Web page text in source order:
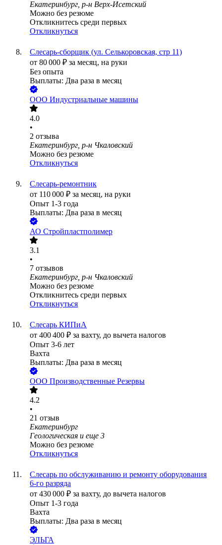
Екатеринбург, р-н Верх-Исетский
Можно без резюме
Откликнитесь среди первых
Откликнуться
Слесарь-сборщик (ул. Селькоровская, стр 11)
от 80 000 ₽ за месяц, на руки
Без опыта
Выплаты: Два раза в месяц
ООО Индустриальные машины
4.0
•
2 отзыва
Екатеринбург, р-н Чкаловский
Можно без резюме
Откликнуться
Слесарь-ремонтник
от 110 000 ₽ за месяц, на руки
Опыт 1-3 года
Выплаты: Два раза в месяц
АО Стройпластполимер
3.1
•
7 отзывов
Екатеринбург, р-н Чкаловский
Можно без резюме
Откликнитесь среди первых
Откликнуться
Слесарь КИПиА
от 400 400 ₽ за вахту, до вычета налогов
Опыт 3-6 лет
Вахта
Выплаты: Два раза в месяц
ООО Производственные Резервы
4.2
•
21 отзыв
Екатеринбург
Геологическая и еще 3
Можно без резюме
Откликнуться
Слесарь по обслуживанию и ремонту оборудования
6-го разряда
от 430 000 ₽ за вахту, до вычета налогов
Опыт 1-3 года
Вахта
Выплаты: Два раза в месяц
ЭЛЬГА